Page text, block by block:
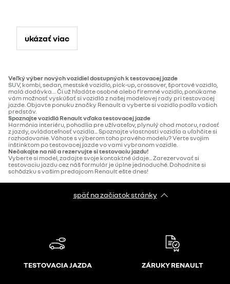
ukázať viac
Veľký výber nových vozidiel dostupných k testovacej jazde
SUV, kombi, sedan, mestské vozidlo, pick-up, crossover, športové vozidlo,
malá dodávka… Či už hľadáte osobné alebo firemné vozidlo, ponúkame
vám možnosť vyskúšať si vozidlá z našej modelovej rady pri testovacej
jazde. Objavte ponuku značky Renault a vyberte si vozidlo podľa vašich
predstáv.
Spoznajte vozidlá Renault vďaka testovacej jazde
Harmónia interiéru, pohodlia pre užívateľov, plynulý chod motoru, radosť
z jazdy, ovládateľnosť vozidla... Spoznajte vlastnosti vozidla a uľahčite si
rozhodovanie. Váhate s výberom toho pravého modelu? Verte svojim
inštinktom po testovacej jazde vo vami vybranom vozidle.
Nečakajte na nič a rezervujte si testovaciu jazdu!
Vyberte si model, zadajte svoje kontaktné údaje... Zarezervovať si
testovaciu jazdu cez náš formulár je úplne jednoduché. Dohodnite si
schôdzku s vašim predajcom Renault ešte dnes!
späť na začiatok stránky
TESTOVACIA JAZDA ZÁRUKY RENAULT